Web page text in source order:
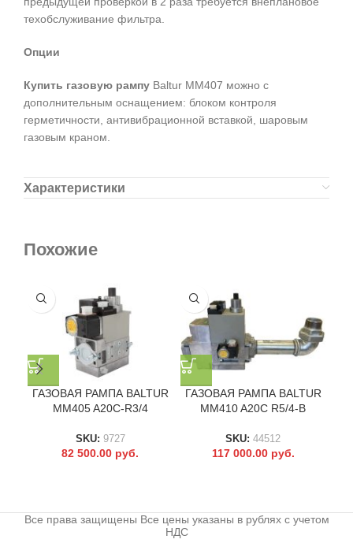
техобслуживание фильтра.
Опции
Купить газовую рампу Baltur MM407 можно с
дополнительным оснащением: блоком контроля
герметичности, антивибрационной вставкой, шаровым
газовым краном.
Характеристики
Похожие
ГАЗОВАЯ РАМПА BALTUR
MM405 A20C-R3/4
SKU: 9727
82 500.00 руб.
ГАЗОВАЯ РАМПА BALTUR
MM410 A20C R5/4-B
SKU: 44512
117 000.00 руб.
Все права защищены Все цены указаны в рублях с учетом
НДС